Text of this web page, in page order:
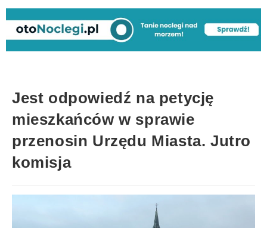
Jest odpowiedź na petycję
mieszkańców w sprawie
przenosin Urzędu Miasta. Jutro
komisja